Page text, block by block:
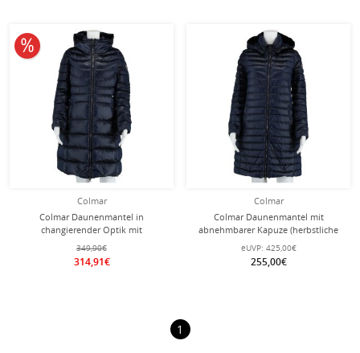
Colmar
Colmar Daunenmantel in
changierender Optik mit
Krageneinsatz und fester Kapuze
navyblau Damen
349,90€
314,91€
10% reduziert
Colmar
Colmar Daunenmantel mit
abnehmbarer Kapuze (herbstliche
Daunenjacke) navyblau Damen
eUVP: 425,00€
255,00€
1